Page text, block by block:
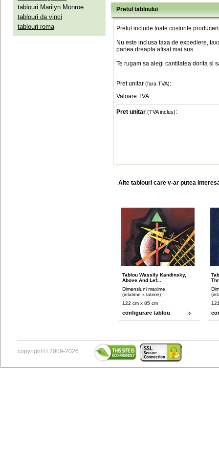
tablouri Marilyn Monroe
tablouri da vinci
tablouri roma
Pretul tabloului
Pretul include toate costurile
Nu este inclusa taxa de expediere,
partea dreapta afisat mai sus.
Te rugam sa alegi cantitatea dorita si
Pret unitar (fara TVA):
Valoare TVA :
Pret unitar (TVA inclus):
Alte tablouri care v-ar putea
Tablou Wassily Kandinsky,
Above And Lef...
Dimensiuni maxime
(inlatime x latime)
122 cm x 85 cm
configurare tablou
copyright © 2009-2026